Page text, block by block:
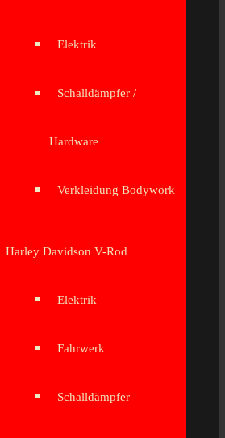
Elektrik
Schalldämpfer /
Hardware
Verkleidung Bodywork
Harley Davidson V-Rod
Elektrik
Fahrwerk
Schalldämpfer